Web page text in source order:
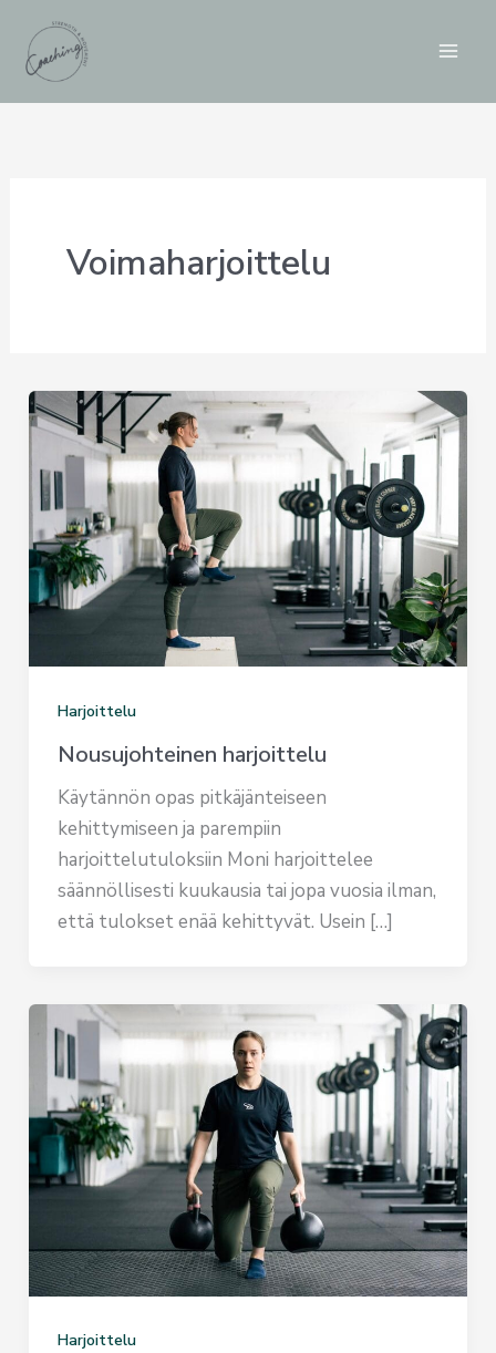
sisältöön
Voimaharjoittelu
Harjoittelu
Nousujohteinen harjoittelu
Käytännön opas pitkäjänteiseen
kehittymiseen ja parempiin
harjoittelutuloksiin Moni harjoittelee
säännöllisesti kuukausia tai jopa vuosia ilman,
että tulokset enää kehittyvät. Usein […]
Harjoittelu